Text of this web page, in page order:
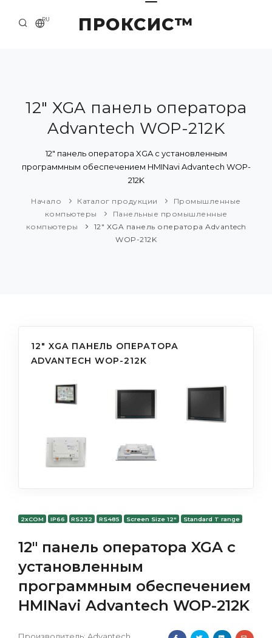
ПРОКСИС™
RU
О КОМПАНИИ
ПРИМЕРЫ И РЕШЕНИЯ
КАТАЛОГ ПРОДУКЦИИ
12" XGA панель оператора
Advantech WOP-212K
12" панель оператора XGA с установленным
программным обеспечением HMINavi Advantech WOP-
212K
Начало Каталог продукции
Промышленные
компьютеры
Панельные промышленные
компьютеры
12" XGA панель оператора Advantech
WOP-212K
12" XGA ПАНЕЛЬ ОПЕРАТОРА
ADVANTECH WOP-212K
2xCOM IP66 RS232 RS485 Screen Size 12" Standard T range
12" панель оператора XGA с
установленным
программным обеспечением
HMINavi Advantech WOP-212K
Производитель: Advantech